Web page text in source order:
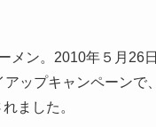
メン。2010年５月26日
ップキャンペーンで、
ました。